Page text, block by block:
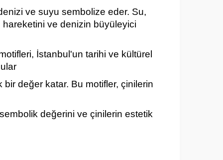
ve suyu sembolize eder. Su,
hareketini ve denizin büyüleyici
İstanbul'un tarihi ve kültürel
değer katar. Bu motifler, çinilerin
değerini ve çinilerin estetik